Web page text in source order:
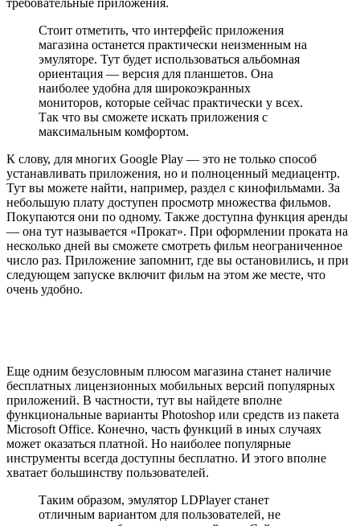
Стоит отметить, что интерфейс приложения
магазина останется практически неизменным на
эмуляторе. Тут будет использоваться альбомная
ориентация — версия для планшетов. Она
наиболее удобна для широкоэкранных
мониторов, которые сейчас практически у всех.
Так что вы сможете искать приложения с
максимальным комфортом.
К слову, для многих Google Play — это не только способ
устанавливать приложения, но и полноценный медиацентр.
Тут вы можете найти, например, раздел с кинофильмами. За
небольшую плату доступен просмотр множества фильмов.
Покупаются они по одному. Также доступна функция аренды
— она тут называется «Прокат». При оформлении проката на
несколько дней вы сможете смотреть фильм неограниченное
число раз. Приложение запомнит, где вы остановились, и при
следующем запуске включит фильм на этом же месте, что
очень удобно.
Еще одним безусловным плюсом магазина станет наличие
бесплатных лицензионных мобильных версий популярных
приложений. В частности, тут вы найдете вполне
функциональные варианты Photoshop или средств из пакета
Microsoft Office. Конечно, часть функций в иных случаях
может оказаться платной. Но наиболее популярные
инструменты всегда доступны бесплатно. И этого вполне
хватает большинству пользователей.
Таким образом, эмулятор LDPlayer станет
отличным вариантом для пользователей, не